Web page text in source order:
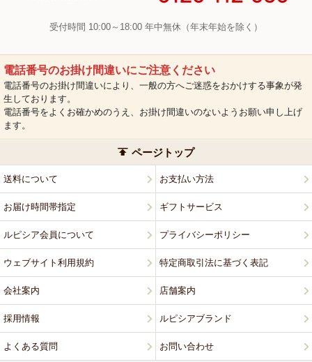
受付時間 10:00～18:00 年中無休（年末年始を除く）
電話番号のお掛け間違いにご注意ください
電話番号のお掛け間違いにより、一般の方へご迷惑をおかけする事象が発
生しております。
電話番号をよくお確かめのうえ、お掛け間違いのないようお願い申し上げ
ます。
ページトップ
送料について お支払い方法
お届け時間帯指定 ギフトサービス
ルピシア会員について プライバシーポリシー
ウェブサイト利用規約 特定商取引法に基づく表記
会社案内 店舗案内
採用情報 ルピシアブランド
よくある質問 お問い合わせ